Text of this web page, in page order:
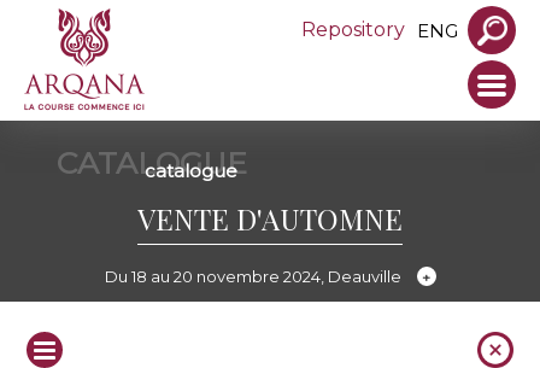
Repository ENG
CATALOGUE
catalogue
VENTE D'AUTOMNE
Du 18 au 20 novembre 2024, Deauville